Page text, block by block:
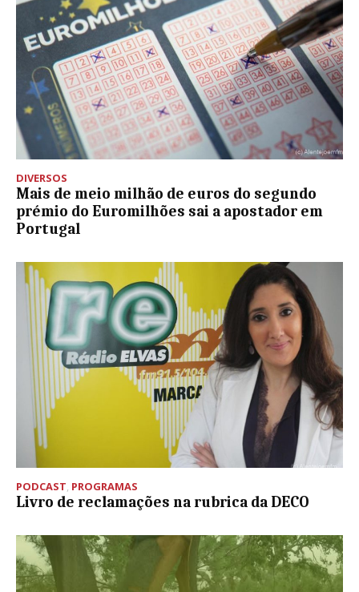
DIVERSOS
Mais de meio milhão de euros do segundo
prémio do Euromilhões sai a apostador em
Portugal
PODCAST PROGRAMAS
Livro de reclamações na rubrica da DECO